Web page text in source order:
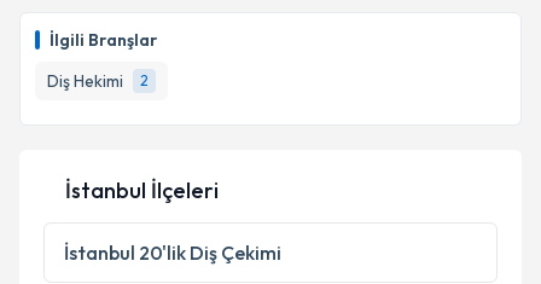
İlgili Branşlar
Diş Hekimi
2
İstanbul İlçeleri
İstanbul 20'lik Diş Çekimi